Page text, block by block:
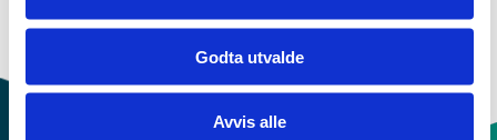
Godta utvalde
Avvis alle